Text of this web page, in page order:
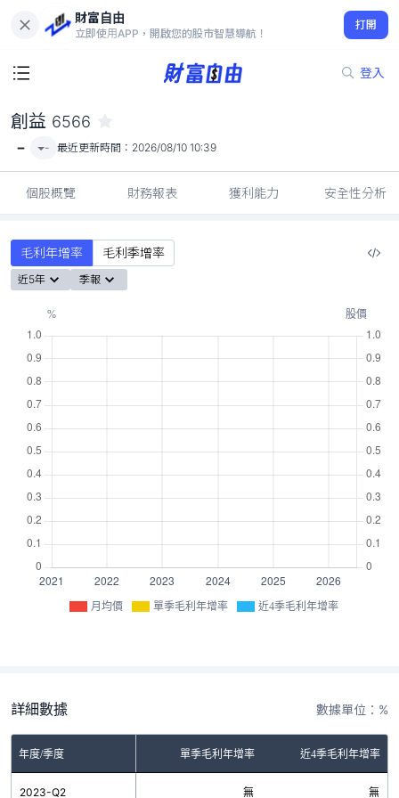
財富自由
立即使用APP，開啟您的股市智慧導航！
打開
登入
-
創益 6566
- - 最近更新時間： 2026/08/10 10:39
個股概覽 財務報表 獲利能力 安全性分析
毛利年增率 毛利季增率
近5年 季報
月均價 單季毛利年增率 近4季毛利年增率
詳細數據 數據單位：%
年度/季度 單季毛利年增率 近4季毛利年增率
2023-Q2 無 無